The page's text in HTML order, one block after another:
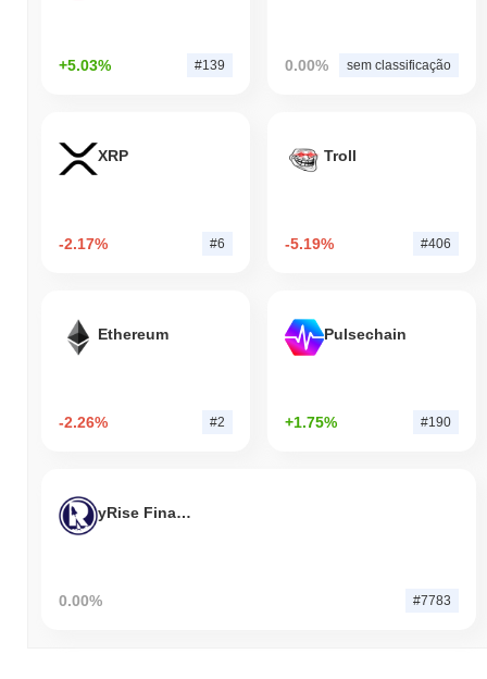
+5.03% #139 0.00% sem classificação
XRP
-2.17% #6
Troll
-5.19% #406
Ethereum
-2.26% #2
Pulsechain
+1.75% #190
yRise Finance
0.00% #7783